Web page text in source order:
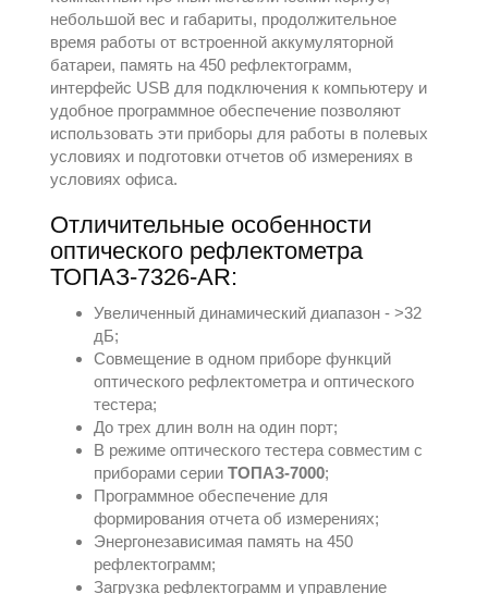
небольшой вес и габариты, продолжительное
время работы от встроенной аккумуляторной
батареи, память на 450 рефлектограмм,
интерфейс USB для подключения к компьютеру и
удобное программное обеспечение позволяют
использовать эти приборы для работы в полевых
условиях и подготовки отчетов об измерениях в
условиях офиса.
Отличительные особенности
оптического рефлектометра
ТОПАЗ-7326-AR:
Увеличенный динамический диапазон - >32
дБ;
Совмещение в одном приборе функций
оптического рефлектометра и оптического
тестера;
До трех длин волн на один порт;
В режиме оптического тестера совместим с
приборами серииТОПАЗ-7000;
Программное обеспечение для
формирования отчета об измерениях;
Энергонезависимая память на 450
рефлектограмм;
Загрузка рефлектограмм и управление